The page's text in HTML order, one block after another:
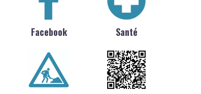
Facebook Santé